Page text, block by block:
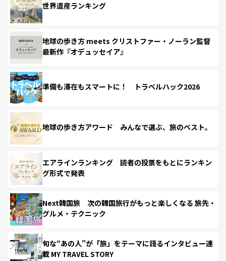
世界遺産ランキング
地球の歩き方 meets クリストファー・ノーラン監督
最新作『オデュッセイア』
準備も滞在もスマートに！ トラベルハック2026
地球の歩き方アワード みんなで選ぶ、旅のベスト。
エアラインランキング 読者の投票をもとにランキン
グ形式で発表
Next韓国旅 次の韓国旅行がもっと楽しくなる 旅先・
グルメ・テクニック
旬な“あの人”が「旅」をテーマに語るインタビュー連
載 MY TRAVEL STORY